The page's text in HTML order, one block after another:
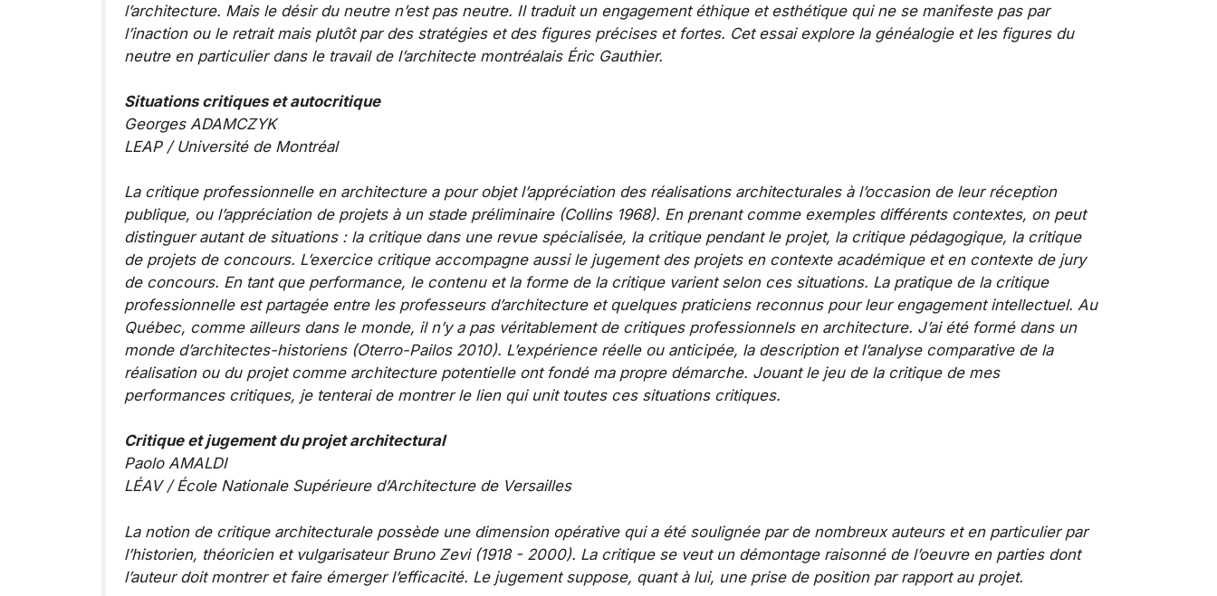
l’architecture. Mais le désir du neutre n’est pas neutre. Il traduit un engagement éthique et esthétique qui ne se manifeste pas par
l’inaction ou le retrait mais plutôt par des stratégies et des figures précises et fortes. Cet essai explore la généalogie et les figures du
neutre en particulier dans le travail de l’architecte montréalais Éric Gauthier.
Situations critiques et autocritique
Georges ADAMCZYK
LEAP / Université de Montréal
La critique professionnelle en architecture a pour objet l’appréciation des réalisations architecturales à l’occasion de leur réception
publique, ou l’appréciation de projets à un stade préliminaire (Collins 1968). En prenant comme exemples différents contextes, on peut
distinguer autant de situations : la critique dans une revue spécialisée, la critique pendant le projet, la critique pédagogique, la critique
de projets de concours. L’exercice critique accompagne aussi le jugement des projets en contexte académique et en contexte de jury
de concours. En tant que performance, le contenu et la forme de la critique varient selon ces situations. La pratique de la critique
professionnelle est partagée entre les professeurs d’architecture et quelques praticiens reconnus pour leur engagement intellectuel. Au
Québec, comme ailleurs dans le monde, il n’y a pas véritablement de critiques professionnels en architecture. J’ai été formé dans un
monde d’architectes-­historiens (Oterro-­Pailos 2010). L’expérience réelle ou anticipée, la description et l’analyse comparative de la
réalisation ou du projet comme architecture potentielle ont fondé ma propre démarche. Jouant le jeu de la critique de mes
performances critiques, je tenterai de montrer le lien qui unit toutes ces situations critiques.
Critique et jugement du projet architectural
Paolo AMALDI
LÉAV / École Nationale Supérieure d’Architecture de Versailles
La notion de critique architecturale possède une dimension opérative qui a été soulignée par de nombreux auteurs et en particulier par
l’historien, théoricien et vulgarisateur Bruno Zevi (1918 -­ 2000). La critique se veut un démontage raisonné de l’oeuvre en parties dont
l’auteur doit montrer et faire émerger l’efficacité. Le jugement suppose, quant à lui, une prise de position par rapport au projet.